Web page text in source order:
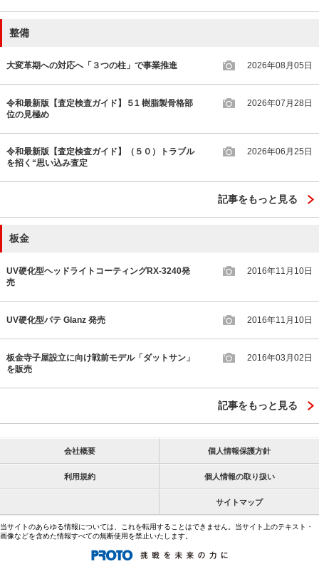
整備
大変革期への対応へ「３つの柱」で事業推進 2026年08月05日
令和最新版【査定検査ガイド】５1 樹脂製骨格部
位の見極め
2026年07月28日
令和最新版【査定検査ガイド】（５０）トラブル
を招く“思い込み査定
2026年06月25日
記事をもっと見る
板金
UV硬化型ヘッドライトコーティングRX-3240発
売
2016年11月10日
UV硬化型パテ Glanz 発売 2016年11月10日
板金寺子屋設立に向け戦前モデル「ダットサン」
を販売
2016年03月02日
記事をもっと見る
会社概要 個人情報保護方針
利用規約 個人情報の取り扱い
サイトマップ
当サイトのあらゆる情報については、これを転用することはできません。当サイト上のテキスト・
画像などを含めた情報すべての無断使用を禁止いたします。